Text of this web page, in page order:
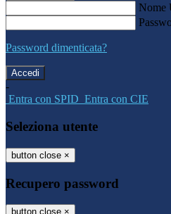
Nome
Password dimenticata?
-
Entra con SPID Entra con CIE
Seleziona utente
button close ×
Recupero password
button close ×